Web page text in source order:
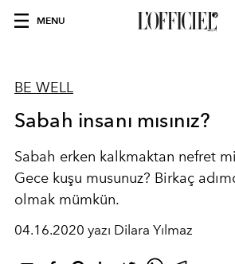
MENU
BE WELL
Sabah insanı mısınız?
Sabah erken kalkmaktan nefret
Gece kuşu musunuz? Birkaç
olmak mümkün.
04.16.2020 yazı Dilara Yılmaz